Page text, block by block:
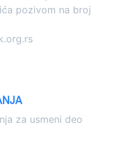
pozivom na broj
za usmeni deo